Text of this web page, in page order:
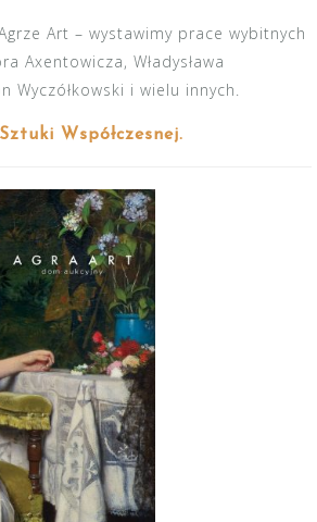
Art – wystawimy prace wybitnych
Axentowicza, Władysława
Wyczółkowski i wielu innych.
Współczesnej.